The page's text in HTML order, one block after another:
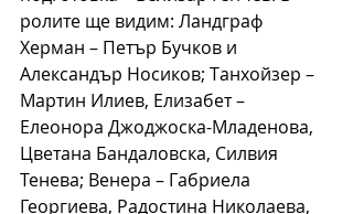
ролите ще видим: Ландграф
Херман – Петър Бучков и
Александър Носиков; Танхойзер –
Мартин Илиев, Елизабет –
Елеонора Джоджоска-Младенова,
Цветана Бандаловска, Силвия
Тенева; Венера – Габриела
Георгиева, Радостина Николаева,